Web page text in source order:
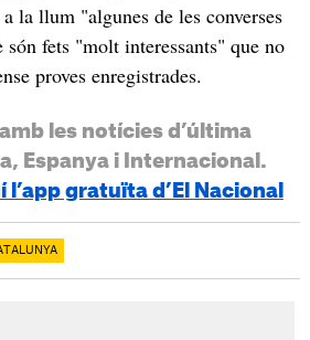
la llum "algunes de les converses
fets "molt interessants" que no
proves enregistrades.
les notícies d’última
Espanya i Internacional.
l’app gratuïta d’El Nacional